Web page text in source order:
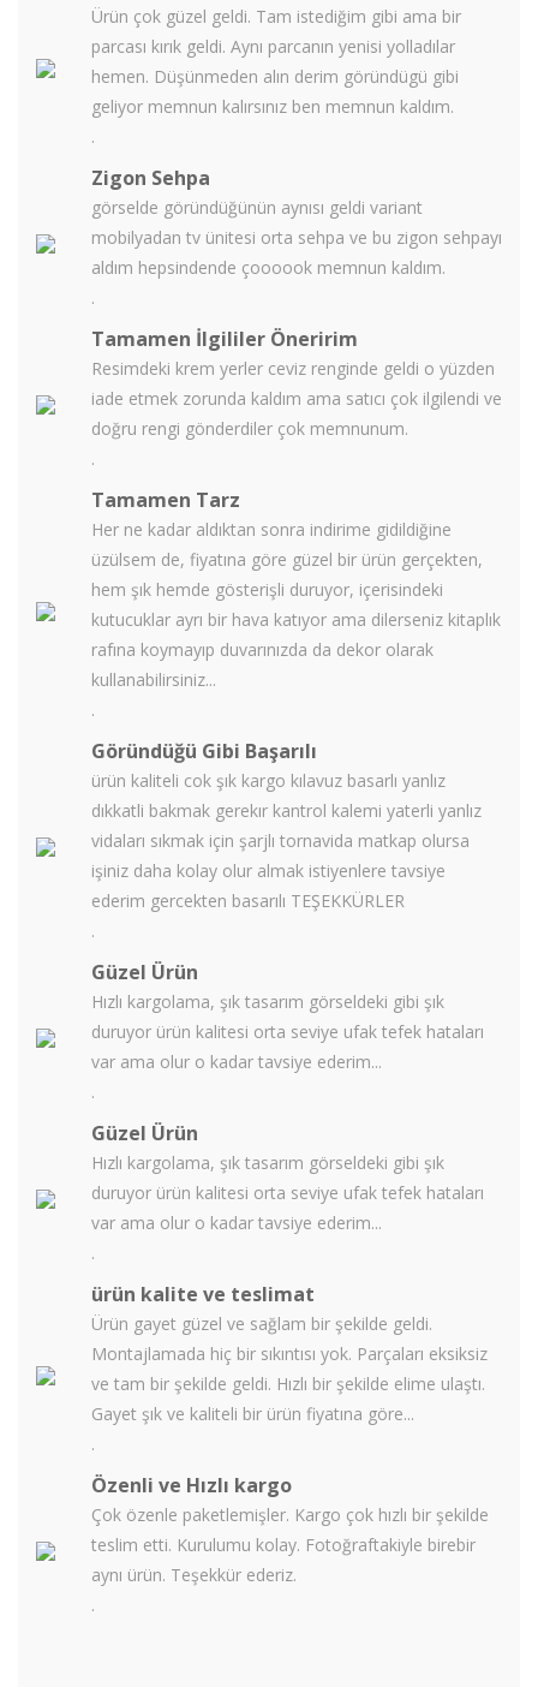
Ürün çok güzel geldi. Tam istediğim gibi ama bir
parcası kırık geldi. Aynı parcanın yenisi yolladılar
hemen. Düşünmeden alın derim göründügü gibi
geliyor memnun kalırsınız ben memnun kaldım.
.
Zigon Sehpa
görselde göründüğünün aynısı geldi variant
mobilyadan tv ünitesi orta sehpa ve bu zigon sehpayı
aldım hepsindende çoooook memnun kaldım.
.
Tamamen İlgililer Öneririm
Resimdeki krem yerler ceviz renginde geldi o yüzden
iade etmek zorunda kaldım ama satıcı çok ilgilendi ve
doğru rengi gönderdiler çok memnunum.
.
Tamamen Tarz
Her ne kadar aldıktan sonra indirime gidildiğine
üzülsem de, fiyatına göre güzel bir ürün gerçekten,
hem şık hemde gösterişli duruyor, içerisindeki
kutucuklar ayrı bir hava katıyor ama dilerseniz kitaplık
rafına koymayıp duvarınızda da dekor olarak
kullanabilirsiniz...
.
Göründüğü Gibi Başarılı
ürün kaliteli cok şık kargo kılavuz basarlı yanlız
dıkkatli bakmak gerekır kantrol kalemi yaterli yanlız
vidaları sıkmak için şarjlı tornavida matkap olursa
işiniz daha kolay olur almak istiyenlere tavsiye
ederim gercekten basarılı TEŞEKKÜRLER
.
Güzel Ürün
Hızlı kargolama, şık tasarım görseldeki gibi şık
duruyor ürün kalitesi orta seviye ufak tefek hataları
var ama olur o kadar tavsiye ederim...
.
Güzel Ürün
Hızlı kargolama, şık tasarım görseldeki gibi şık
duruyor ürün kalitesi orta seviye ufak tefek hataları
var ama olur o kadar tavsiye ederim...
.
ürün kalite ve teslimat
Ürün gayet güzel ve sağlam bir şekilde geldi.
Montajlamada hiç bir sıkıntısı yok. Parçaları eksiksiz
ve tam bir şekilde geldi. Hızlı bir şekilde elime ulaştı.
Gayet şık ve kaliteli bir ürün fiyatına göre...
.
Özenli ve Hızlı kargo
Çok özenle paketlemişler. Kargo çok hızlı bir şekilde
teslim etti. Kurulumu kolay. Fotoğraftakiyle birebir
aynı ürün. Teşekkür ederiz.
.